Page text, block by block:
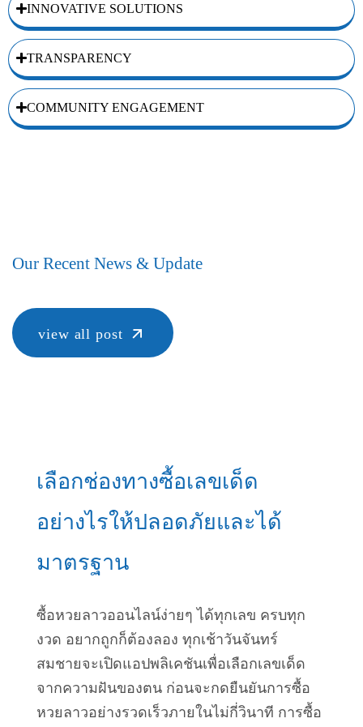
INNOVATIVE SOLUTIONS
TRANSPARENCY
COMMUNITY ENGAGEMENT
Our Recent News & Update
view all post
เลือกช่องทางซื้อเลขเด็ด
อย่างไรให้ปลอดภัยและได้
มาตรฐาน
ซื้อหวยลาวออนไลน์ง่ายๆ ได้ทุกเลข ครบทุก
งวด อยากถูกก็ต้องลอง ทุกเช้าวันจันทร์
สมชายจะเปิดแอปพลิเคชันเพื่อเลือกเลขเด็ด
จากความฝันของตน ก่อนจะกดยืนยันการซื้อ
หวยลาวอย่างรวดเร็วภายในไม่กี่วินาที การซื้อ